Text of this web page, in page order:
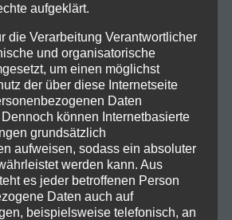
aufgeklärt.
die Verarbeitung Verantwortlicher
und organisatorische
um einen möglichst
der über diese Internetseite
Daten
können Internetbasierte
grundsätzlich
aufweisen, sodass ein absoluter
werden kann. Aus
es jeder betroffenen Person
Daten auch auf
beispielsweise telefonisch, an